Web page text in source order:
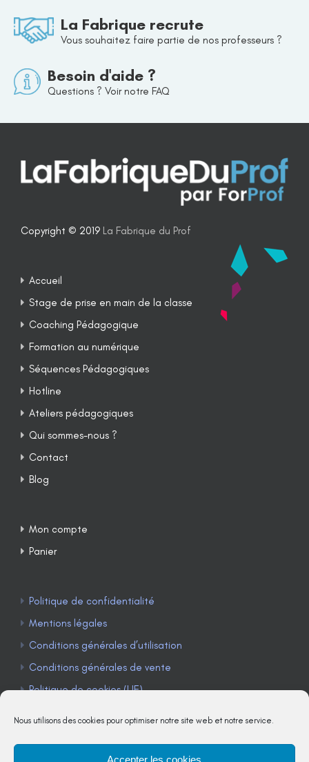
Nous utilisons des cookies pour optimiser notre site web et notre service.
Accepter les cookies
La Fabrique recrute
Vous souhaitez faire partie de nos professeurs ?
Besoin d'aide ?
Questions ? Voir notre FAQ
Copyright © 2019 La Fabrique du Prof
Accueil
Stage de prise en main de la classe
Coaching Pédagogique
Formation au numérique
Séquences Pédagogiques
Hotline
Ateliers pédagogiques
Qui sommes-nous ?
Contact
Blog
Mon compte
Panier
Politique de confidentialité
Mentions légales
Conditions générales d’utilisation
Conditions générales de vente
Politique de cookies (UE)